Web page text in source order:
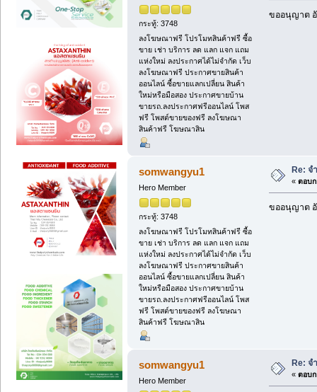
กระทู้: 3748
ลงโฆษณาฟรี โปรโมทสินค้าฟรี ซื้อ
ขาย เช่า บริการ ลด แลก แจก แถม
แห่งใหม่ ลงประกาศได้ไม่จำกัด เว็บ
ลงโฆษณาฟรี ประกาศขายสินค้า
ออนไลน์ ซื้อขายแลกเปลี่ยน สินค้า
ใหม่หรือมือสอง ประกาศขายบ้าน
ขายรถ.ลงประกาศฟรีออนไลน์ โพส
ฟรี โพสต์ขายของฟรี ลงโฆษณา
สินค้าฟรี โฆษณาสิน
ขออนุญาต
somwangyu1
Hero Member
กระทู้: 3748
ลงโฆษณาฟรี โปรโมทสินค้าฟรี ซื้อ
ขาย เช่า บริการ ลด แลก แจก แถม
แห่งใหม่ ลงประกาศได้ไม่จำกัด เว็บ
ลงโฆษณาฟรี ประกาศขายสินค้า
ออนไลน์ ซื้อขายแลกเปลี่ยน สินค้า
ใหม่หรือมือสอง ประกาศขายบ้าน
ขายรถ.ลงประกาศฟรีออนไลน์ โพส
ฟรี โพสต์ขายของฟรี ลงโฆษณา
สินค้าฟรี โฆษณาสิน
Re: จ
« ตอบก
ขออนุญาต
somwangyu1
Hero Member
Re: จ
« ตอบก